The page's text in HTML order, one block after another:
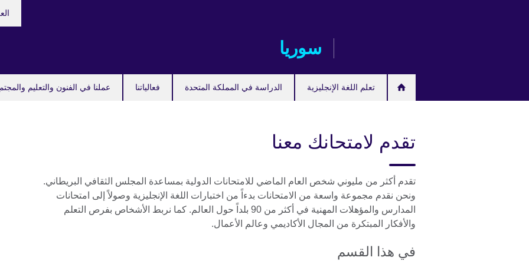
سوريا
تعلم اللغة الإنجليزية الدراسة في المملكة المتحدة فعالياتنا عملنا في الفنون والتعليم
تقدم لامتحانك معنا
تقدم أكثر من مليوني شخص العام الماضي للامتحانات الدولية بمساعدة المجلس الثقافي البريطاني.
ونحن نقدم مجموعة واسعة من الامتحانات بدءاً من اختبارات اللغة الإنجليزية وصولاً إلى امتحانات
المدارس والمؤهلات المهنية في أكثر من 90 بلداً حول العالم. كما نربط الأشخاص بفرص التعلم
والأفكار المبتكرة من المجال الأكاديمي وعالم الأعمال.
في هذا القسم